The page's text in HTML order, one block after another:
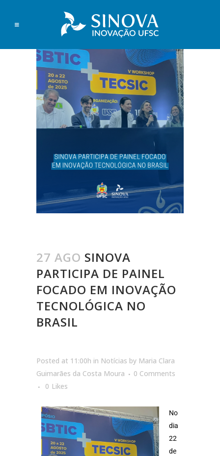
27 AGO SINOVA
PARTICIPA DE PAINEL
FOCADO EM INOVAÇÃO
TECNOLÓGICA NO
BRASIL
Posted at 11:00h in Notícias by Maria Clara
Guimarães da Costa Moura
0 Comments
0 Likes
No
dia
22
de